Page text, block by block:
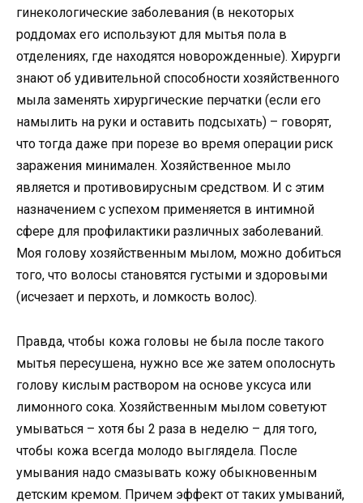
гинекологические заболевания (в некоторых
роддомах его используют для мытья пола в
отделениях, где находятся новорожденные). Хирурги
знают об удивительной способности хозяйственного
мыла заменять хирургические перчатки (если его
намылить на руки и оставить подсыхать) – говорят,
что тогда даже при порезе во время операции риск
заражения минимален. Хозяйственное мыло
является и противовирусным средством. И с этим
назначением с успехом применяется в интимной
сфере для профилактики различных заболеваний.
Моя голову хозяйственным мылом, можно добиться
того, что волосы становятся густыми и здоровыми
(исчезает и перхоть, и ломкость волос).
Правда, чтобы кожа головы не была после такого
мытья пересушена, нужно все же затем ополоснуть
голову кислым раствором на основе уксуса или
лимонного сока. Хозяйственным мылом советуют
умываться – хотя бы 2 раза в неделю – для того,
чтобы кожа всегда молодо выглядела. После
умывания надо смазывать кожу обыкновенным
детским кремом. Причем эффект от таких умываний,